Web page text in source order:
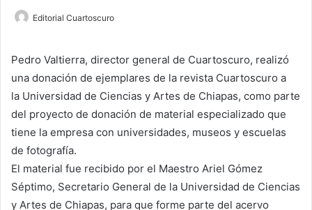
Editorial Cuartoscuro
Pedro Valtierra, director general de Cuartoscuro, realizó
una donación de ejemplares de la revista Cuartoscuro a
la Universidad de Ciencias y Artes de Chiapas, como parte
del proyecto de donación de material especializado que
tiene la empresa con universidades, museos y escuelas
de fotografía.
El material fue recibido por el Maestro Ariel Gómez
Séptimo, Secretario General de la Universidad de Ciencias
y Artes de Chiapas, para que forme parte del acervo